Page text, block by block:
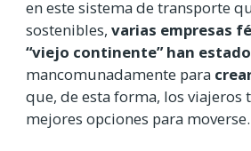
en este sistema de transporte
sostenibles, varias empresas
“viejo continente” han
mancomunadamente para
que, de esta forma, los viajeros
mejores opciones para moverse.